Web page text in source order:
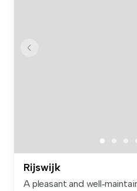
Rijswijk
A pleasant and